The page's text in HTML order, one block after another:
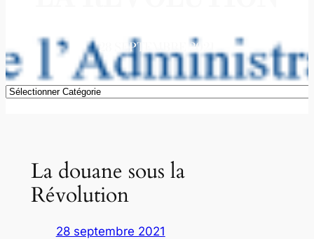
28 SEPTEMBRE 2021
Catégories
La douane sous la
Révolution
28 septembre 2021